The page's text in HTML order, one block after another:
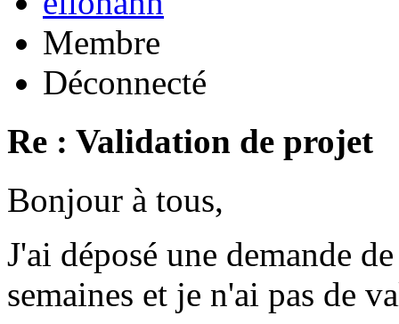
Membre
Déconnecté
Re : Validation de projet
Bonjour à tous,
J'ai déposé une demande
semaines et je n'ai pas de